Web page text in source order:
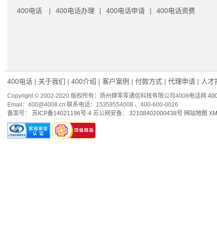
400电话 | 400电话办理 | 400电话申请 | 400电话资费
400电话 | 关于我们 | 400介绍 | 客户案例 | 付款方式 | 代理申请 | 人才
Copyright © 2002-2020 版权所有：扬州肆零零通信科技有限公司4008电话网
Email：400@4008.cn 联系电话：15358554008 、400-600-0026
备案号：
苏ICP备14021196号-4 苏公网安备： 32108402000438号 网站地图